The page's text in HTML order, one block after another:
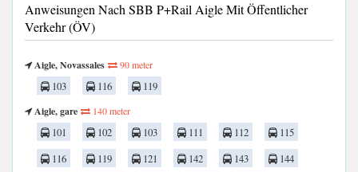
Anweisungen Nach SBB P+Rail Aigle Mit Öffentlicher
Verkehr (ÖV)
Aigle, Novassales 90 meter
103 116
119
Aigle, gare
140 meter
101 102 103 111 112
115
116
119 121 142 143
144